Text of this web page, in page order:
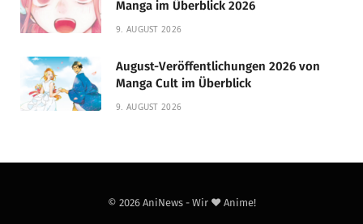
Manga im Überblick 2026
9. AUGUST 2026
August-Veröffentlichungen 2026 von
Manga Cult im Überblick
9. AUGUST 2026
© 2026 AniNews - Wir ❤️ Anime!